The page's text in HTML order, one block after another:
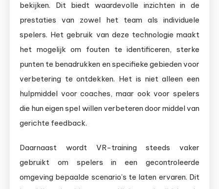
bekijken. Dit biedt waardevolle inzichten in de
prestaties van zowel het team als individuele
spelers. Het gebruik van deze technologie maakt
het mogelijk om fouten te identificeren, sterke
punten te benadrukken en specifieke gebieden voor
verbetering te ontdekken. Het is niet alleen een
hulpmiddel voor coaches, maar ook voor spelers
die hun eigen spel willen verbeteren door middel van
gerichte feedback.
Daarnaast wordt VR-training steeds vaker
gebruikt om spelers in een gecontroleerde
omgeving bepaalde scenario’s te laten ervaren. Dit